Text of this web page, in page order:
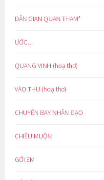
DÂN GIAN QUAN THAM*
ƯỚC…
QUANG VINH (hoạ thơ)
VÀO THU (hoạ thơ)
CHUYẾN BAY NHÂN ĐẠO
CHIỀU MUỘN
GỞI EM